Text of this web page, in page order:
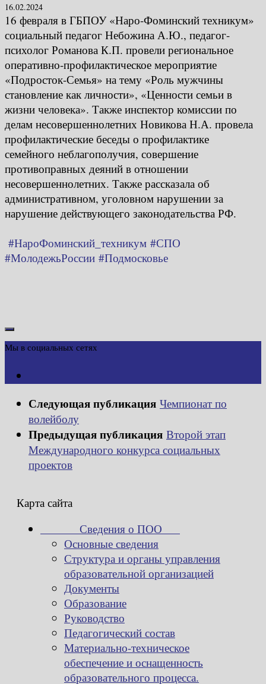
16.02.2024
16 февраля в ГБПОУ «Наро-Фоминский техникум»
социальный педагог Небожина А.Ю., педагог-
психолог Романова К.П. провели региональное
оперативно-профилактическое мероприятие
«Подросток-Семья» на тему «Роль мужчины
становление как личности», «Ценности семьи в
жизни человека». Также инспектор комиссии по
делам несовершеннолетних Новикова Н.А. провела
профилактические беседы о профилактике
семейного неблагополучия, совершение
противоправных деяний в отношении
несовершеннолетних. Также рассказала об
административном, уголовном нарушении за
нарушение действующего законодательства РФ.
#НароФоминский_техникум #СПО
#МолодежьРоссии #Подмосковье
Мы в социальных сетях
Следующая публикация Чемпионат по
волейболу
Предыдущая публикация Второй этап
Международного конкурса социальных
проектов
Карта сайта
Сведения о ПОО
Основные сведения
Структура и органы управления
образовательной организацией
Документы
Образование
Руководство
Педагогический состав
Материально-техническое
обеспечение и оснащенность
образовательного процесса.